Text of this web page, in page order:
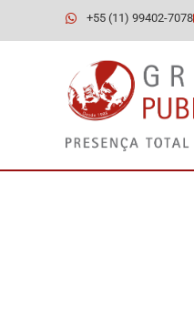
+55 (11) 99402-7078